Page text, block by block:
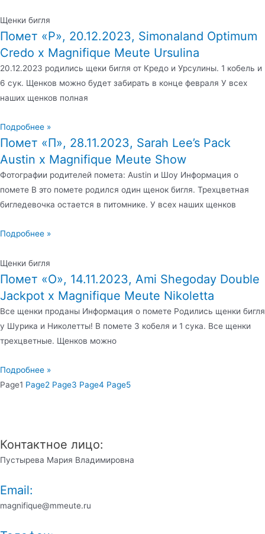
Щенки бигля
Помет «Р», 20.12.2023, Simonaland Optimum
Credo x Magnifique Meute Ursulina
20.12.2023 родились щеки бигля от Кредо и Урсулины. 1 кобель и
6 сук. Щенков можно будет забирать в конце февраля У всех
наших щенков полная
Подробнее »
Помет «П», 28.11.2023, Sarah Lee’s Pack
Austin x Magnifique Meute Show
Фотографии родителей помета: Austin и Шоу Информация о
помете В это помете родился один щенок бигля. Трехцветная
бигледевочка остается в питомнике. У всех наших щенков
Подробнее »
Щенки бигля
Помет «O», 14.11.2023, Ami Shegoday Double
Jackpot x Magnifique Meute Nikoletta
Все щенки проданы Информация о помете Родились щенки бигля
у Шурика и Николетты! В помете 3 кобеля и 1 сука. Все щенки
трехцветные. Щенков можно
Подробнее »
Page1 Page2 Page3 Page4 Page5
Контактное лицо:
Пустырева Мария Владимировна
Email:
magnifique@mmeute.ru